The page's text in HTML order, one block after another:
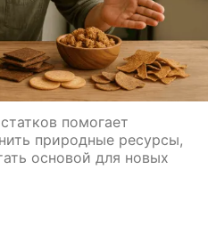
помогает
природные ресурсы,
основой для новых